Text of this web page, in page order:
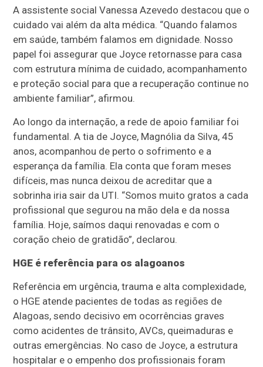
A assistente social Vanessa Azevedo destacou que o
cuidado vai além da alta médica. “Quando falamos
em saúde, também falamos em dignidade. Nosso
papel foi assegurar que Joyce retornasse para casa
com estrutura mínima de cuidado, acompanhamento
e proteção social para que a recuperação continue no
ambiente familiar”, afirmou.
Ao longo da internação, a rede de apoio familiar foi
fundamental. A tia de Joyce, Magnólia da Silva, 45
anos, acompanhou de perto o sofrimento e a
esperança da família. Ela conta que foram meses
difíceis, mas nunca deixou de acreditar que a
sobrinha iria sair da UTI. “Somos muito gratos a cada
profissional que segurou na mão dela e da nossa
família. Hoje, saímos daqui renovadas e com o
coração cheio de gratidão”, declarou.
HGE é referência para os alagoanos
Referência em urgência, trauma e alta complexidade,
o HGE atende pacientes de todas as regiões de
Alagoas, sendo decisivo em ocorrências graves
como acidentes de trânsito, AVCs, queimaduras e
outras emergências. No caso de Joyce, a estrutura
hospitalar e o empenho dos profissionais foram